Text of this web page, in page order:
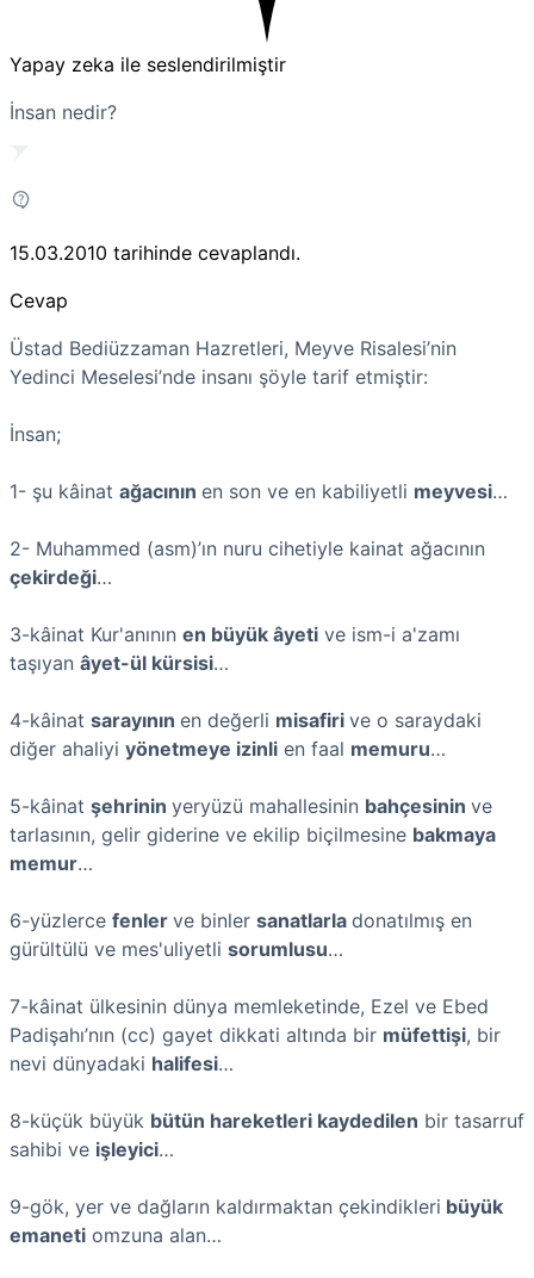
Yapay zeka ile seslendirilmiştir
İnsan nedir?
15.03.2010 tarihinde cevaplandı.
Cevap
Üstad Bediüzzaman Hazretleri, Meyve Risalesi’nin
Yedinci Meselesi’nde insanı şöyle tarif etmiştir:
İnsan;
1- şu kâinat ağacının en son ve en kabiliyetli meyvesi…
2- Muhammed (asm)’ın nuru cihetiyle kainat ağacının
çekirdeği…
3-kâinat Kur'anının en büyük âyeti ve ism-i a'zamı
taşıyan âyet-ül kürsisi…
4-kâinat sarayının en değerli misafiri ve o saraydaki
diğer ahaliyi yönetmeye izinli en faal memuru…
5-kâinat şehrinin yeryüzü mahallesinin bahçesinin ve
tarlasının, gelir giderine ve ekilip biçilmesine bakmaya
memur…
6-yüzlerce fenler ve binler sanatlarla donatılmış en
gürültülü ve mes'uliyetli sorumlusu…
7-kâinat ülkesinin dünya memleketinde, Ezel ve Ebed
Padişahı’nın (cc) gayet dikkati altında bir müfettişi, bir
nevi dünyadaki halifesi…
8-küçük büyük bütün hareketleri kaydedilen bir tasarruf
sahibi ve işleyici…
9-gök, yer ve dağların kaldırmaktan çekindikleri büyük
emaneti omzuna alan…